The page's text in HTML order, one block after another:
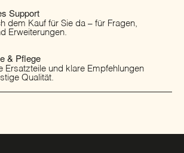
Support
dem Kauf für Sie da – für Fragen,
Erweiterungen.
& Pflege
Ersatzteile und klare Empfehlungen
Qualität.